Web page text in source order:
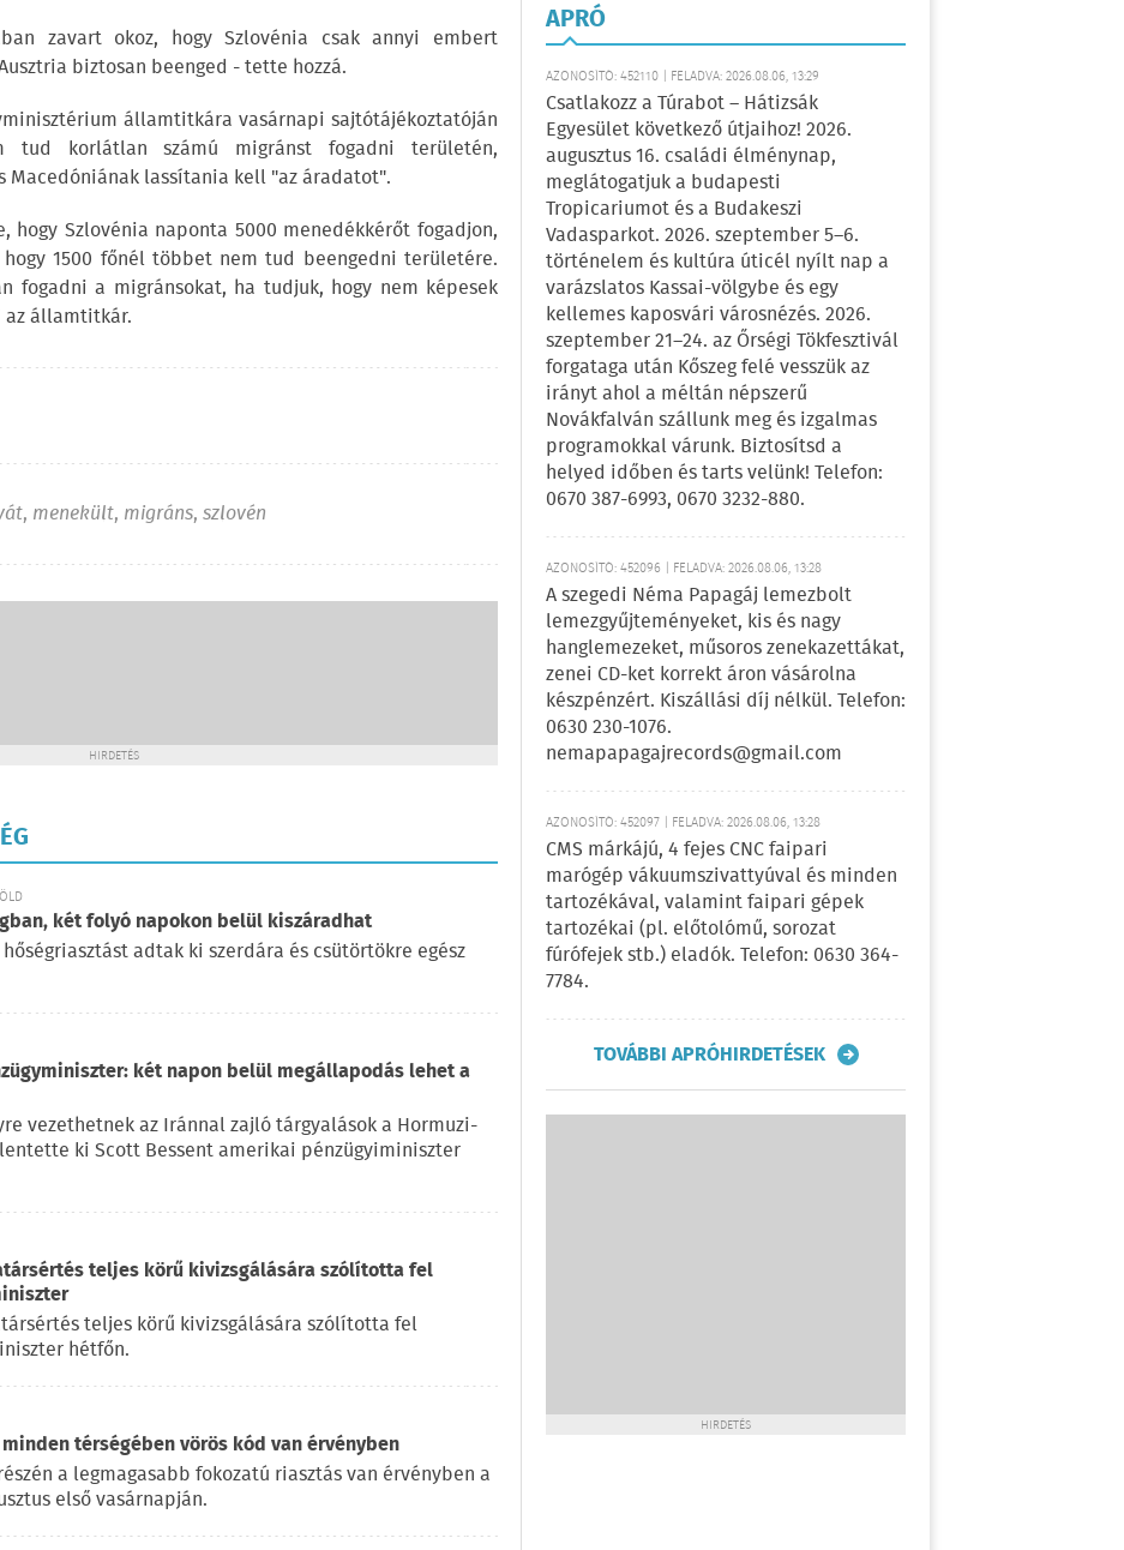
zavart okoz, hogy Szlovénia csak annyi embert
biztosan beenged - tette hozzá.
államtitkára vasárnapi sajtótájékoztatóján
tud korlátlan számú migránst fogadni területén,
Macedóniának lassítania kell "az áradatot".
hogy Szlovénia naponta 5000 menedékkérőt fogadjon,
1500 főnél többet nem tud beengedni területére.
fogadni a migránsokat, ha tudjuk, hogy nem képesek
államtitkár.
, menekült, migráns, szlovén
HIRDETÉS
két folyó napokon belül kiszáradhat
adtak ki szerdára és csütörtökre egész
két napon belül megállapodás lehet a
vezethetnek az Iránnal zajló tárgyalások a Hormuzi-
ki Scott Bessent amerikai pénzügyiminiszter
teljes körű kivizsgálására szólította fel
teljes körű kivizsgálására szólította fel
hétfőn.
térségében vörös kód van érvényben
a legmagasabb fokozatú riasztás van érvényben a
első vasárnapján.
APRÓ
AZONOSÍTÓ: 452110 | FELADVA: 2026.08.06, 13:29
Csatlakozz a Túrabot – Hátizsák
Egyesület következő útjaihoz! 2026.
augusztus 16. családi élménynap,
meglátogatjuk a budapesti
Tropicariumot és a Budakeszi
Vadasparkot. 2026. szeptember 5–6.
történelem és kultúra úticél nyílt nap a
varázslatos Kassai-völgybe és egy
kellemes kaposvári városnézés. 2026.
szeptember 21–24. az Őrségi Tökfesztivál
forgataga után Kőszeg felé vesszük az
irányt ahol a méltán népszerű
Novákfalván szállunk meg és izgalmas
programokkal várunk. Biztosítsd a
helyed időben és tarts velünk! Telefon:
0670 387-6993, 0670 3232-880.
AZONOSÍTÓ: 452096 | FELADVA: 2026.08.06, 13:28
A szegedi Néma Papagáj lemezbolt
lemezgyűjteményeket, kis és nagy
hanglemezeket, műsoros zenekazettákat,
zenei CD-ket korrekt áron vásárolna
készpénzért. Kiszállási díj nélkül. Telefon:
0630 230-1076.
nemapapagajrecords@gmail.com
AZONOSÍTÓ: 452097 | FELADVA: 2026.08.06, 13:28
CMS márkájú, 4 fejes CNC faipari
marógép vákuumszivattyúval és minden
tartozékával, valamint faipari gépek
tartozékai (pl. előtolómű, sorozat
fúrófejek stb.) eladók. Telefon: 0630 364-
7784.
TOVÁBBI APRÓHIRDETÉSEK
HIRDETÉS